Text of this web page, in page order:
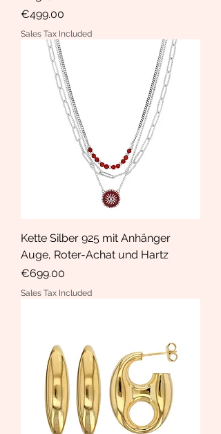
Price
€499.00
Sales Tax Included
Kette Silber 925 mit Anhänger
Auge, Roter-Achat und Hartz
Price
€699.00
Sales Tax Included